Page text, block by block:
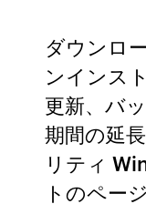
ダウンロ
ンインス
更新、バ
期間の延
リティ
トのペー